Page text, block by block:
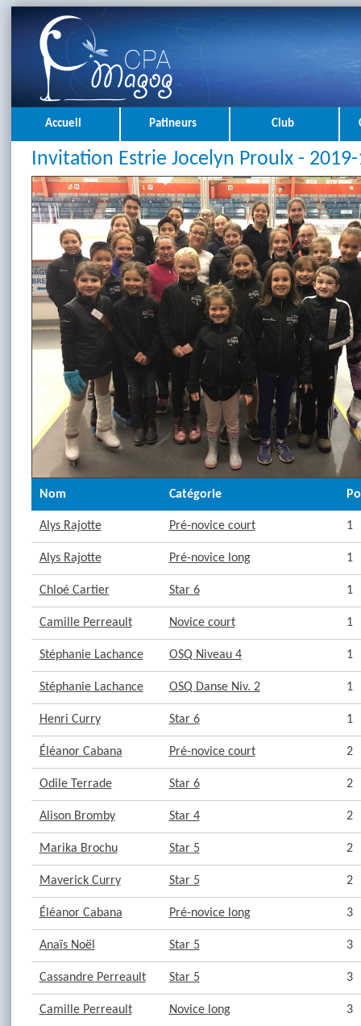
Accueil Patineurs Club
Invitation Estrie Jocelyn Proulx -
Nom Catégorie
Alys Rajotte Pré-novice court 1
Alys Rajotte Pré-novice long 1
Chloé Cartier Star 6 1
Camille Perreault Novice court 1
Stéphanie Lachance OSQ Niveau 4 1
Stéphanie Lachance OSQ Danse Niv. 2 1
Henri Curry Star 6 1
Éléanor Cabana Pré-novice court 2
Odile Terrade Star 6 2
Alison Bromby Star 4 2
Marika Brochu Star 5 2
Maverick Curry Star 5 2
Éléanor Cabana Pré-novice long 3
Anaïs Noël Star 5 3
Cassandre Perreault Star 5 3
Camille Perreault Novice long 3